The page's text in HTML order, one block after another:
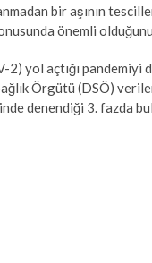
bir aşının
önemli olduğunu
2) yol açtığı
Örgütü (DSÖ)
denendiği 3. fazda